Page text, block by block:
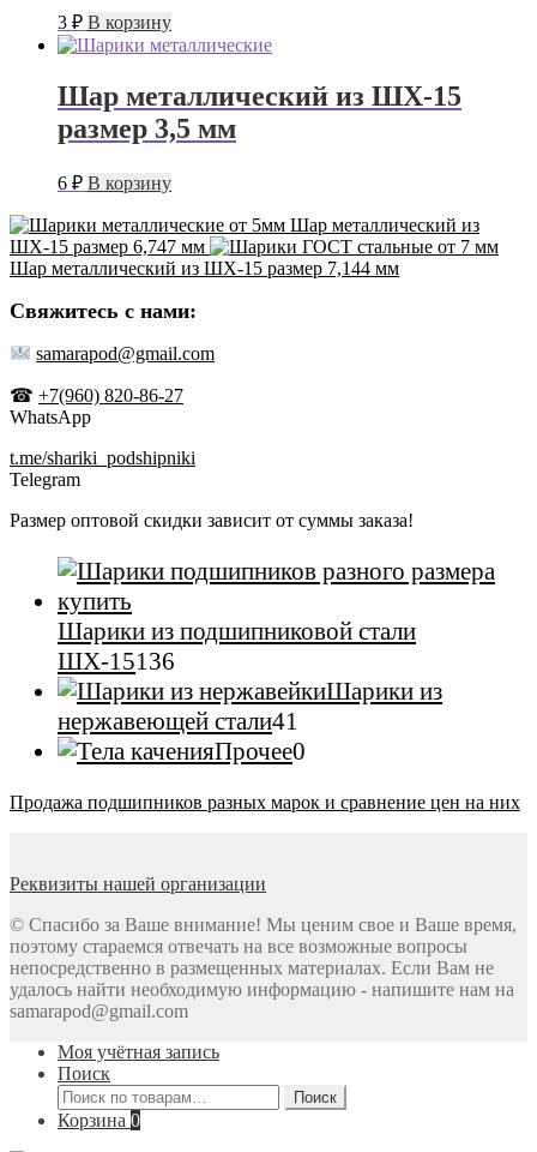
3 ₽ В корзину
Шар металлический из ШХ-15
размер 3,5 мм
6 ₽ В корзину
Шар металлический из
ШХ-15 размер 6,747 мм
Шар металлический из ШХ-15 размер 7,144 мм
Свяжитесь с нами:
samarapod@gmail.com
☎ +7(960) 820-86-27
WhatsApp
t.me/shariki_podshipniki
Telegram
Размер оптовой скидки зависит от суммы заказа!
Шарики из подшипниковой стали
ШХ-15136
товаров
Шарики из
нержавеющей стали41
товар
Прочее0
Продажа подшипников разных марок и сравнение цен на них
Реквизиты нашей организации
© Спасибо за Ваше внимание! Мы ценим свое и Ваше время,
поэтому стараемся отвечать на все возможные вопросы
непосредственно в размещенных материалах. Если Вам не
удалось найти необходимую информацию - напишите нам на
samarapod@gmail.com
Моя учётная запись
Поиск
Искать:
Поиск
Корзина 0